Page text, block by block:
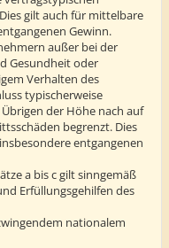
gilt auch für mittelbare
Gewinn.
außer bei der
Gesundheit oder
Verhalten des
typischerweise
der Höhe nach auf
begrenzt. Dies
entgangenen
a bis c gilt sinngemäß
Erfüllungsgehilfen des
nationalem